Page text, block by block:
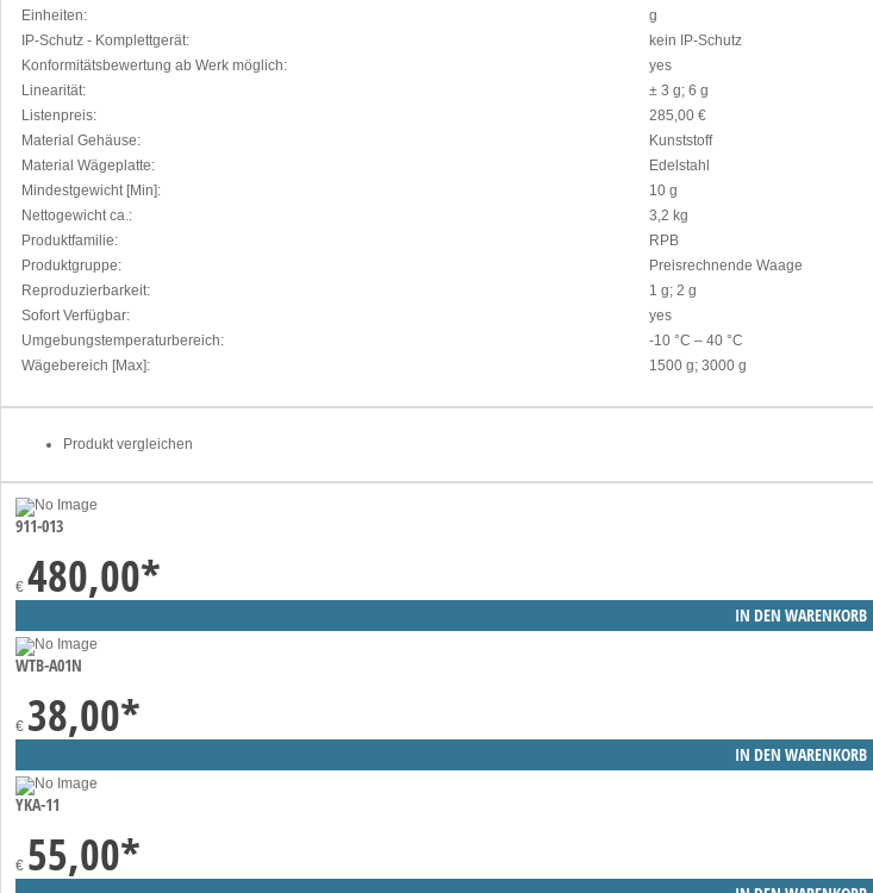
Einheiten:
g
IP-Schutz - Komplettgerät:
kein IP-Schutz
Konformitätsbewertung ab Werk möglich:
yes
Linearität:
± 3 g; 6 g
Listenpreis:
285,00 €
Material Gehäuse:
Kunststoff
Material Wägeplatte:
Edelstahl
Mindestgewicht [Min]:
10 g
Nettogewicht ca.:
3,2 kg
Produktfamilie:
RPB
Produktgruppe:
Preisrechnende Waage
Reproduzierbarkeit:
1 g; 2 g
Sofort Verfügbar:
yes
Umgebungstemperaturbereich:
-10 °C – 40 °C
Wägebereich [Max]:
1500 g; 3000 g
Produkt vergleichen
911-013
€ 480,00*
WTB-A01N
€ 38,00*
YKA-11
€ 55,00*